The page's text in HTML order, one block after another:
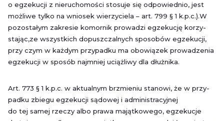
o eg­ze­ku­cji z nie­ru­cho­mo­ści sto­su­je się od­po­wied­nio, jest
moż­li­we tylko na wnio­sek wie­rzy­cie­la – art. 799 § 1 k.p.c.).W
po­zo­sta­łym za­kre­sie ko­mor­nik pro­wa­dzi eg­ze­ku­cję ko­rzy­
sta­jąc,ze wszyst­kich do­pusz­czal­nych spo­so­bów eg­ze­ku­cji,
przy czym w każ­dym przy­pad­ku ma obo­wią­zek pro­wa­dze­nia
eg­ze­ku­cji w spo­sób naj­mniej uciąż­li­wy dla dłuż­ni­ka.
Art. 773 § 1 k.p.c. w ak­tu­al­nym brzmie­niu sta­no­wi, że w przy­
pad­ku zbie­gu eg­ze­ku­cji są­do­wej i ad­mi­ni­stra­cyj­nej
do tej samej rze­czy albo prawa ma­jąt­ko­we­go, eg­ze­ku­cje